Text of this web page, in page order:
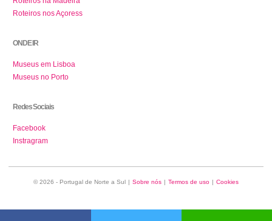
Roteiros nos Açoress
ONDE IR
Museus em Lisboa
Museus no Porto
Redes Sociais
Facebook
Instragram
© 2026 - Portugal de Norte a Sul | Sobre nós | Termos de uso | Cookies